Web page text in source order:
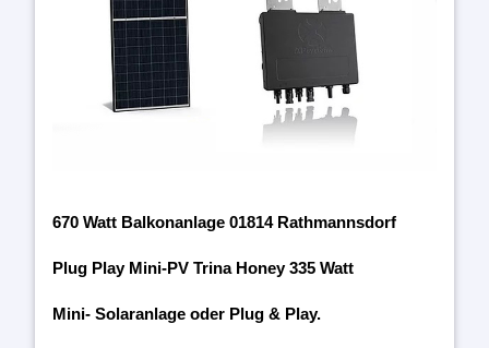
670 Watt Balkonanlage 01814 Rathmannsdorf
Plug Play Mini-PV Trina Honey 335 Watt
Mini- Solaranlage oder Plug & Play.